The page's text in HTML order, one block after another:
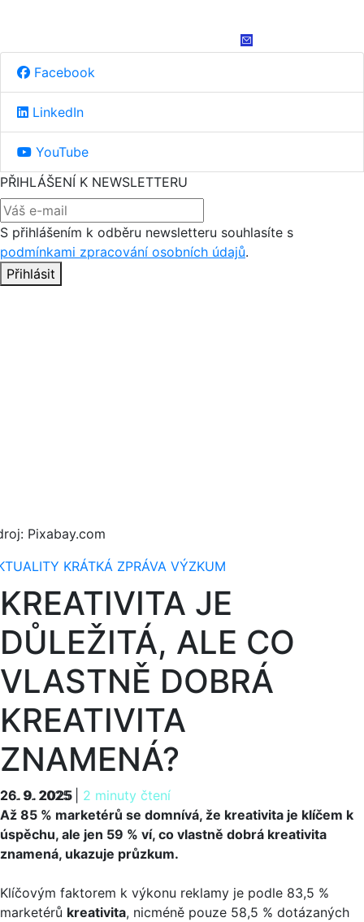
Facebook
LinkedIn
YouTube
PŘIHLÁŠENÍ K NEWSLETTERU
S přihlášením k odběru newsletteru souhlasíte s
podmínkami zpracování osobních údajů.
Přihlásit
Pixabay.com
KRÁTKÁ ZPRÁVA VÝZKUM
KREATIVITA JE
DŮLEŽITÁ, ALE CO
VLASTNĚ DOBRÁ
KREATIVITA
ZNAMENÁ?
26. 9. 2025 2 minuty čtení
26. 9. 2025
Až 85 % marketérů se domnívá, že kreativita je klíčem k
úspěchu, ale jen 59 % ví, co vlastně dobrá kreativita
znamená, ukazuje průzkum.
Klíčovým faktorem k výkonu reklamy je podle 83,5 %
marketérů kreativita, nicméně pouze 58,5 % dotázaných